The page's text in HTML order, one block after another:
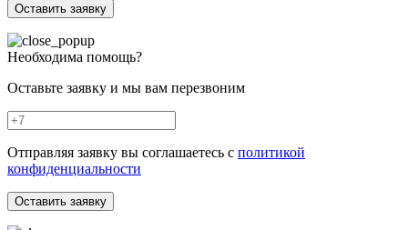
Оставить заявку
Необходима помощь?
Оставьте заявку и мы вам перезвоним
Отправляя заявку вы соглашаетесь с политикой
конфиденциальности
Оставить заявку